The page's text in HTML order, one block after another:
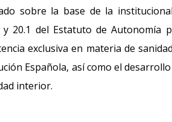
sobre la base de la
20.1 del Estatuto de Autonomía
exclusiva en materia de
Española, así como el
interior.